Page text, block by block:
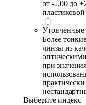
от -2.00 до
Утонченные
Более
линзы из
при
Выберите индекс